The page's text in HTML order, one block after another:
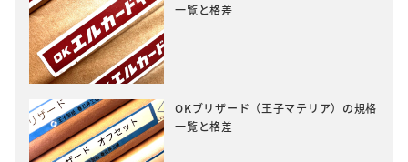
一覧と格差
OKブリザード（王子マテリア）の規格
一覧と格差